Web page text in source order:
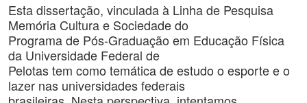
Esta dissertação, vinculada à Linha de Pesquisa
Memória Cultura e Sociedade do
Programa de Pós-Graduação em Educação Física
da Universidade Federal de
Pelotas tem como temática de estudo o esporte e o
lazer nas universidades federais